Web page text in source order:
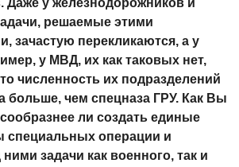
Даже у железнодорожников и
решаемые этими
зачастую перекликаются, а у
у МВД, их как таковых нет,
численность их подразделений
больше, чем спецназа ГРУ. Как Вы
ли создать единые
специальных операции и
задачи как военного, так и